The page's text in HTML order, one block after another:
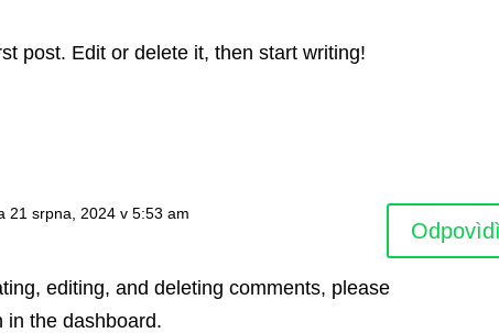
post. Edit or delete it, then start writing!
21 srpna, 2024 v 5:53 am
editing, and deleting comments, please
in the dashboard.